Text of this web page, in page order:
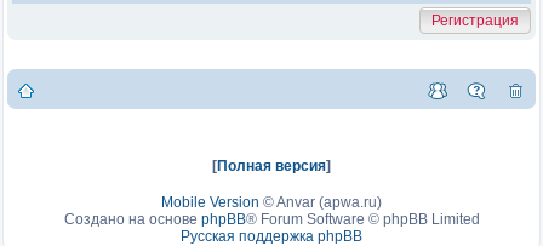
Регистрация
[Полная версия]
Mobile Version ©Anvar (apwa.ru)
Создано на основе phpBB® Forum Software © phpBB Limited
Русская поддержка phpBB